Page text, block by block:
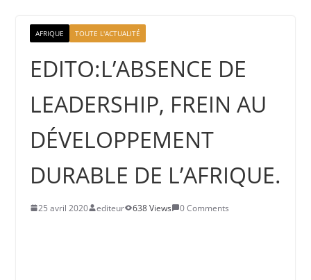
AFRIQUE TOUTE L'ACTUALITÉ
EDITO:L’ABSENCE DE
LEADERSHIP, FREIN AU
DÉVELOPPEMENT
DURABLE DE L’AFRIQUE.
25 avril 2020 editeur 638 Views 0 Comments